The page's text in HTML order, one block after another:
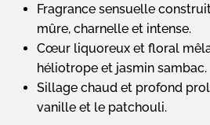
Fragrance sensuelle
mûre, charnelle et intense.
Cœur liquoreux et floral
héliotrope et jasmin sambac.
Sillage chaud et profond
vanille et le patchouli.